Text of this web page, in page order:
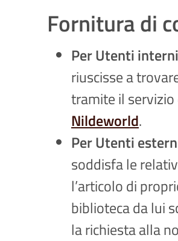
Fornitura di
Per Utenti
riuscisse a
tramite il
Nildeworld.
Per Utenti
soddisfa le
l’articolo di
biblioteca da lui
la richiesta alla